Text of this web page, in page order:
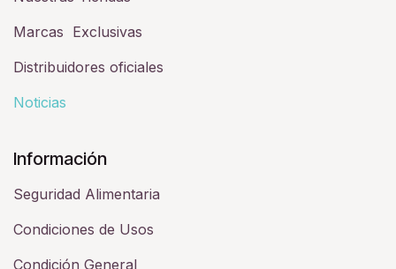
Marcas Exclusivas
Distribuidores oficiales
Noticias
Información
Seguridad Alimentaria
Condiciones de Usos
Condición General